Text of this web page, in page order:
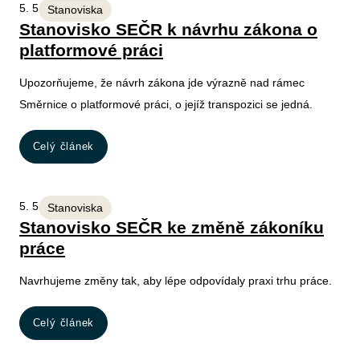
Stanoviska
5. 5. 2026
Stanovisko SEČR k návrhu zákona o
platformové práci
Upozorňujeme, že návrh zákona jde výrazně nad rámec
Směrnice o platformové práci, o jejíž transpozici se jedná.
Celý článek
Stanoviska
5. 5. 2026
Stanovisko SEČR ke změně zákoníku
práce
Navrhujeme změny tak, aby lépe odpovídaly praxi trhu práce.
Celý článek